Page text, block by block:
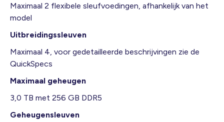
Maximaal 2 flexibele sleufvoedingen, afhankelijk van het
model
Uitbreidingssleuven
Maximaal 4, voor gedetailleerde beschrijvingen zie de
QuickSpecs
Maximaal geheugen
3,0 TB met 256 GB DDR5
Geheugensleuven